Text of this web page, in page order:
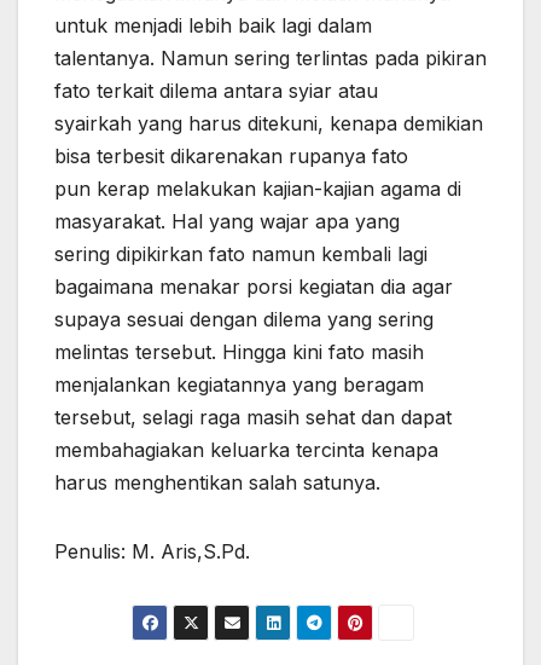
untuk menjadi lebih baik lagi dalam
talentanya. Namun sering terlintas pada pikiran
fato terkait dilema antara syiar atau
syairkah yang harus ditekuni, kenapa demikian
bisa terbesit dikarenakan rupanya fato
pun kerap melakukan kajian-kajian agama di
masyarakat. Hal yang wajar apa yang
sering dipikirkan fato namun kembali lagi
bagaimana menakar porsi kegiatan dia agar
supaya sesuai dengan dilema yang sering
melintas tersebut. Hingga kini fato masih
menjalankan kegiatannya yang beragam
tersebut, selagi raga masih sehat dan dapat
membahagiakan keluarka tercinta kenapa
harus menghentikan salah satunya.
Penulis: M. Aris,S.Pd.